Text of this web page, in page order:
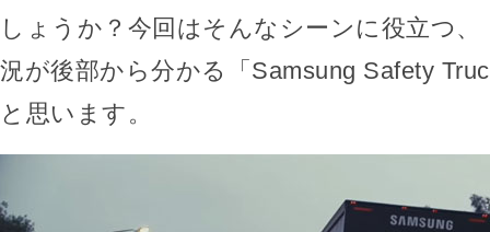
しょうか？今回はそんなシーンに役立つ
況が後部から分かる「Samsung Safety
と思います。